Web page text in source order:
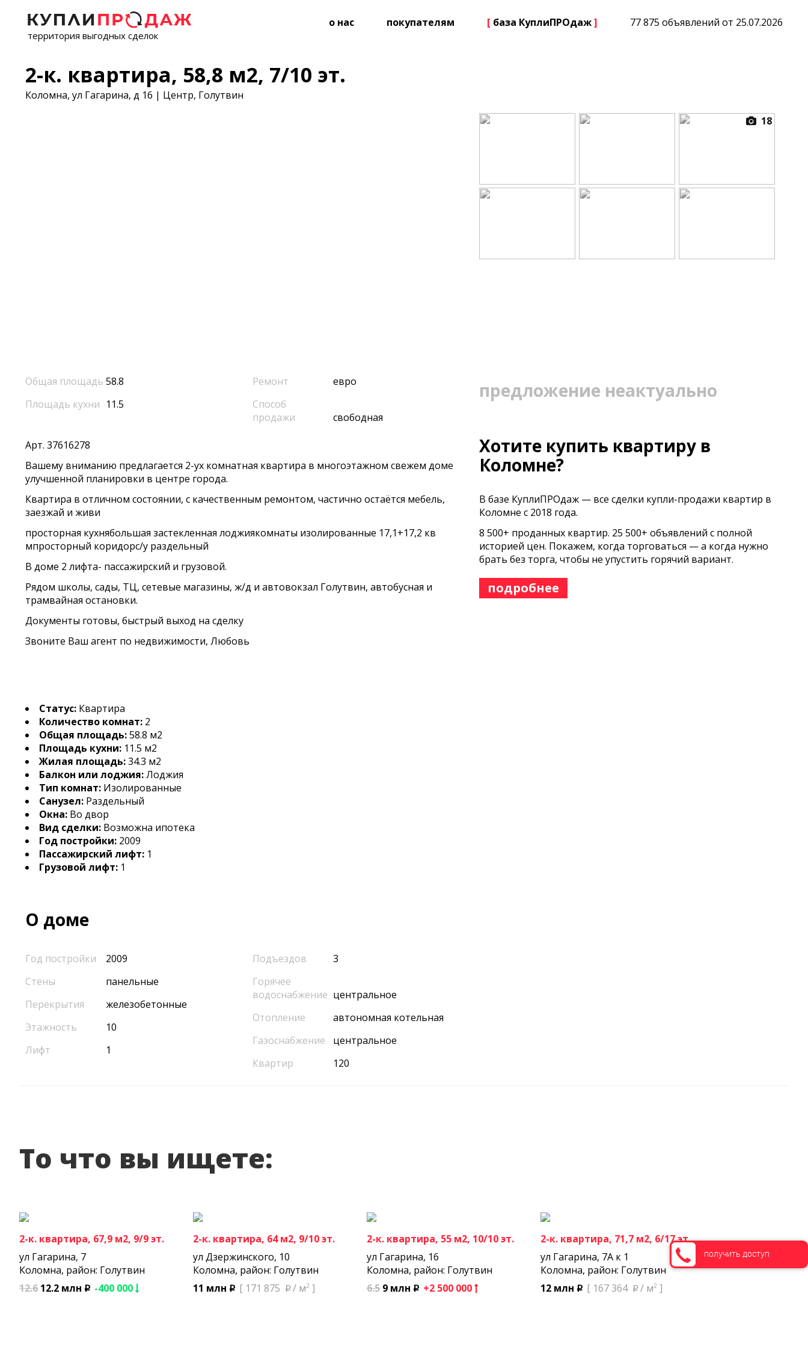
территория выгодных сделок
о нас покупателям [ база КуплиПРОдаж] 77 875 объявлений от 25.07.2026
2-к. квартира, 58,8 м2, 7/10 эт.
Коломна, ул Гагарина, д 16 | Центр, Голутвин
18
предложение неактуально
Хотите купить квартиру в
Коломне?
В базе КуплиПРОдаж — все сделки купли-продажи квартир в
Коломне с 2018 года.
8 500+ проданных квартир. 25 500+ объявлений с полной
историей цен. Покажем, когда торговаться — а когда нужно
брать без торга, чтобы не упустить горячий вариант.
подробнее
Общая площадь 58.8
Площадь кухни 11.5
Ремонт
евро
Способ
продажи
свободная
Арт. 37616278
Вашему вниманию предлагается 2-ух комнатная квартира в многоэтажном свежем доме
улучшенной планировки в центре города.
Квартира в отличном состоянии, с качественным ремонтом, частично остаётся мебель,
заезжай и живи
просторная кухнябольшая застекленная лоджиякомнаты изолированные 17,1+17,2 кв
мпросторный коридорс/у раздельный
В доме 2 лифта- пассажирский и грузовой.
Рядом школы, сады, ТЦ, сетевые магазины, ж/д и автовокзал Голутвин, автобусная и
трамвайная остановки.
Документы готовы, быстрый выход на сделку
Звоните Ваш агент по недвижимости, Любовь
Статус: Квартира
Количество комнат: 2
Общая площадь:58.8 м2
Площадь кухни: 11.5 м2
Жилая площадь:34.3 м2
Балкон или лоджия:Лоджия
Тип комнат: Изолированные
Санузел: Раздельный
Окна: Во двор
Вид сделки: Возможна ипотека
Год постройки: 2009
Пассажирский лифт: 1
Грузовой лифт: 1
О доме
Год постройки
2009
Стены
панельные
Перекрытия
железобетонные
Этажность
10
Лифт
1
Подъездов
3
Горячее
водоснабжение центральное
Отопление
автономная котельная
Газоснабжение
центральное
Квартир
120
То что вы ищете:
2-к. квартира, 67,9 м2, 9/9 эт.
ул Гагарина, 7
Коломна, район: Голутвин
12.6 12.2 млн p -400 000
2-к. квартира, 64 м2, 9/10 эт.
ул Дзержинского, 10
Коломна, район: Голутвин
11 млн p [ 171 875 p / м2 ]
2-к. квартира, 55 м2, 10/10 эт.
ул Гагарина, 16
Коломна, район: Голутвин
6.5 9 млн p +2 500 000
2-к. квартира, 71,7 м2, 6/17 эт.
ул Гагарина, 7А к 1
Коломна, район: Голутвин
12 млн p [ 167 364p / м2 ]
получить доступ